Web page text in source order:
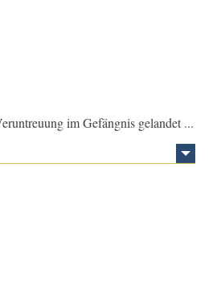
im Gefängnis gelandet ...